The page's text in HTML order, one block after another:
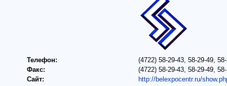
Телефон:
(4722) 58-29-43, 58-29-49,
Факс:
(4722) 58-29-43, 58-29-49,
Сайт:
http://belexpocentr.ru/